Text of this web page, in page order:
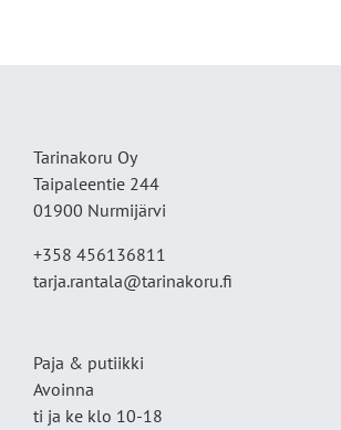
Tarinakoru Oy
Taipaleentie 244
01900 Nurmijärvi
+358 456136811
tarja.rantala@tarinakoru.fi
Paja & putiikki
Avoinna
ti ja ke klo 10-18